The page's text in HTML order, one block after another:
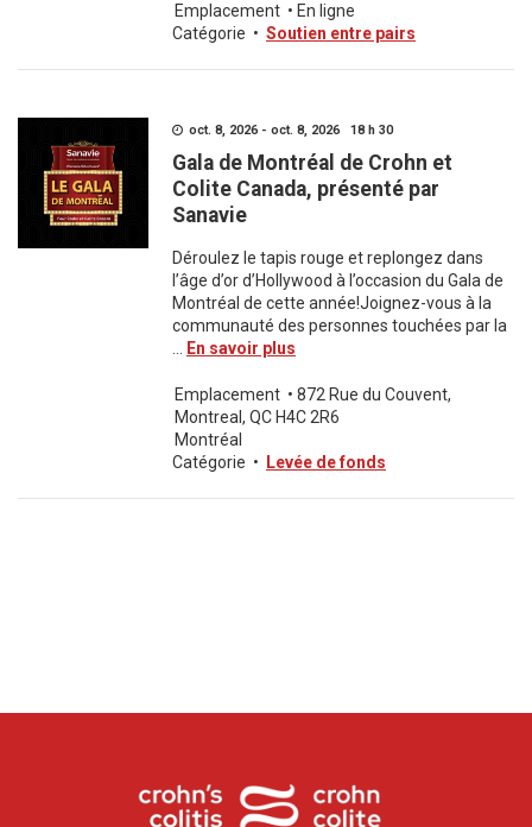
Emplacement • En ligne
Catégorie • Soutien entre pairs
oct. 8, 2026 - oct. 8, 2026 18 h 30
Gala de Montréal de Crohn et
Colite Canada, présenté par
Sanavie
Déroulez le tapis rouge et replongez dans
l’âge d’or d’Hollywood à l’occasion du Gala de
Montréal de cette année!Joignez-vous à la
communauté des personnes touchées par la
En savoir plus
Emplacement • 872 Rue du Couvent,
Montreal, QC H4C 2R6
Montréal
Catégorie • Levée de fonds